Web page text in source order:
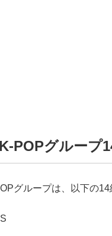
POPグループ
グループは、以下の14